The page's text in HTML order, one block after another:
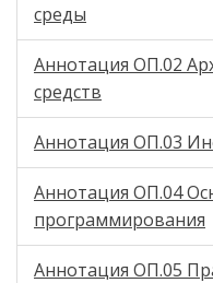
среды
Аннотация ОП.02
средств
Аннотация ОП.03
Аннотация ОП.04
программирования
Аннотация ОП.05